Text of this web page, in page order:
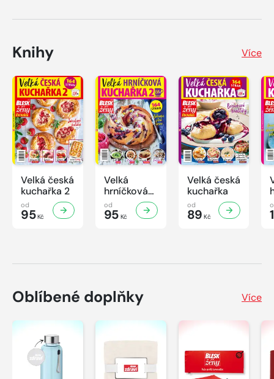
Knihy Více
Velká česká
kuchařka 2
od
95Kč
Velká
hrníčková
kuchařka II
od
95Kč
Velká česká
kuchařka
od
89 Kč
Oblíbené doplňky Více